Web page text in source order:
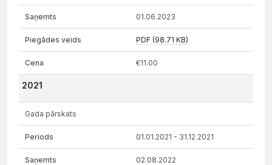
01.06.2023
PDF (98.71 KB)
€11.00
2021
Gada pārskats
01.01.2021 - 31.12.2021
02.08.2022